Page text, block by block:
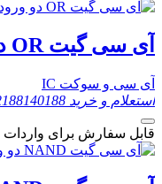
آی سی گیت OR دو ورودی SN74LS32N
آی سی و سوکت IC
استعلام و خرید
قابل سفارش برای واردات